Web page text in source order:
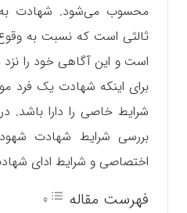
محسوب می‌شود. شهادت
ثالثی است که نسبت به
است و این آگاهی خود را
برای اینکه شهادت یک فرد
شرایط خاصی را دارا باشد.
بررسی شرایط شهادت
اختصاصی و شرایط ادای
فهرست مقاله